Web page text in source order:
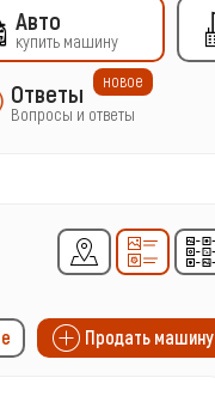
Авто
купить машину
Ответы
Вопросы и ответы
новое
Продать машину